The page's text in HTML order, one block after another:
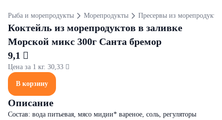
Рыба и морепродукты Морепродукты Пресервы из
Коктейль из морепродуктов в заливке
Морской микс 300г Санта бремор
9,1 
Цена за 1 кг. 30,33 
В корзину
Описание
Состав: вода питьевая, мясо мидии* вареное, соль, регуляторы